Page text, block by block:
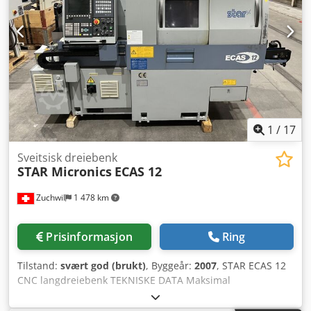
maks. 150 mm Spennediameter: 32 mm Mating: 0 – 2 000
mm/min MASKINDETALJER Maskinvekt: ca. 5,7 t Csdpfox U
Tchjx Abgsha Plassbehov: ca. 10,5 x 2 x 1,9 m
Tilkoblingsspenning: 200 V, 3 faser Frekvens: 50 / 60 Hz
Tilkobledeffekt: 8,0 kVA
1 / 17
Zuchwil 1 478 km
Sveitsisk dreiebenk
STAR Micronics ECAS 12
Prisinformasjon Ring
Tilstand: svært god (brukt), Byggeår: 2007, STAR ECAS 12
CNC langdreiebenk TEKNISKE DATA Maksimal
maskineringsdiameter: 13 mm Maks. pinolslag: 205 mm